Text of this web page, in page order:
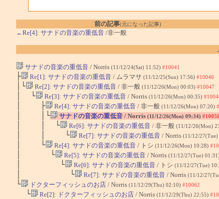
前の記事(元になった記事)
←Re[4]: サナドの音楽の重低音/非一般
サナドの音楽の重低音/ Norris (11/12/24(Sat) 11:52) #10041
├ Re[1]: サナドの音楽の重低音/ ムラマサ (11/12/25(Sun) 17:56) #10046
│└ Re[2]: サナドの音楽の重低音/ 非一般 (11/12/26(Mon) 00:03) #10047
│ └ Re[3]: サナドの音楽の重低音/ Norris (11/12/26(Mon) 00:35)
│ ├ Re[4]: サナドの音楽の重低音/ 非一般 (11/12/26(Mon) 07:20)
│ │└ サナドの音楽の重低音/ Norris (11/12/26(Mon) 09:34)
│ │ └ Re[6]: サナドの音楽の重低音/ 非一般 (11/12/26(Mon)
│ │ └ Re[7]: サナドの音楽の重低音/ Norris (11/12/
│ └ Re[4]: サナドの音楽の重低音/ トシ (11/12/26(Mon) 10:28)
│ └ Re[5]: サナドの音楽の重低音/ Norris (11/12/27(Tue)
│ └ Re[6]: サナドの音楽の重低音/ トシ (11/12/27(Tue)
│ └ Re[7]: サナドの音楽の重低音/ Norris (11/12/
└ ドクターフィッシュのお店/ Norris (11/12/29(Thu) 02:10) #10062
└ Re[2]: ドクターフィッシュのお店/ Norris (11/12/29(Thu) 22:55)